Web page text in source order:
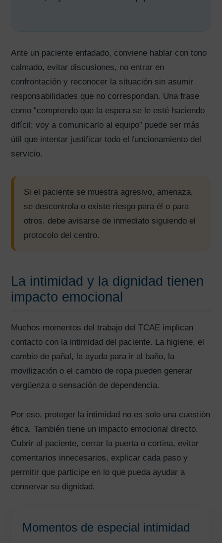
Ante un paciente enfadado, conviene hablar con tono
calmado, evitar discusiones, no entrar en
confrontación y reconocer la situación sin asumir
responsabilidades que no correspondan. Una frase
como “comprendo que la espera se le esté haciendo
difícil; voy a comunicarlo al equipo” puede ser más
útil que intentar justificar todo el funcionamiento del
servicio.
Si el paciente se muestra agresivo, amenaza,
se descontrola o existe riesgo para él o para
otros, debe avisarse de inmediato siguiendo el
protocolo del centro.
La intimidad y la dignidad tienen
impacto emocional
Muchos momentos del trabajo del TCAE implican
contacto con la intimidad del paciente. La higiene, el
cambio de pañal, la ayuda para ir al baño, la
movilización o el cambio de ropa pueden generar
vergüenza o sensación de dependencia.
Por eso, proteger la intimidad no es solo una cuestión
ética. También tiene un impacto emocional directo.
Cubrir al paciente, cerrar la puerta o cortina, evitar
comentarios innecesarios, explicar cada paso y
permitir que participe en lo que pueda ayudar a
conservar su dignidad.
Momentos de especial intimidad